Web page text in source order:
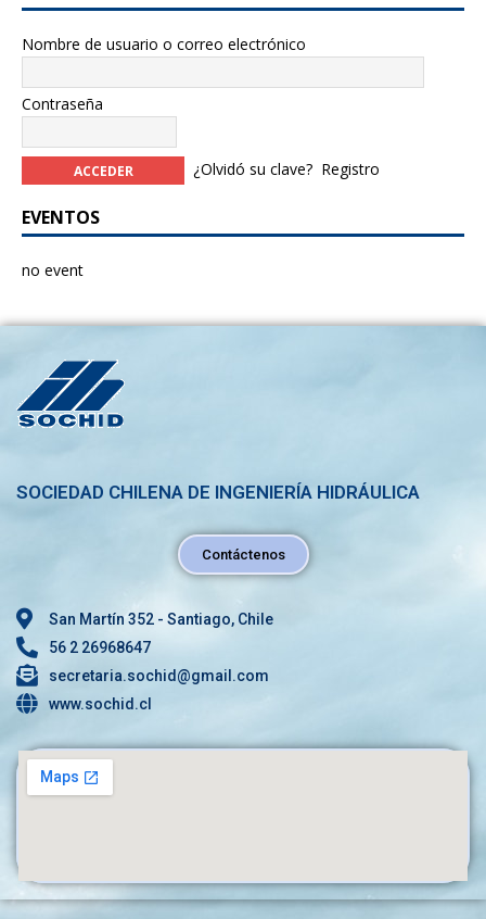
Nombre de usuario o correo electrónico
Contraseña
¿Olvidó su clave? Registro
EVENTOS
no event
SOCIEDAD CHILENA DE INGENIERÍA HIDRÁULICA
Contáctenos
San Martín 352 - Santiago, Chile
56 2 26968647
secretaria.sochid@gmail.com
www.sochid.cl